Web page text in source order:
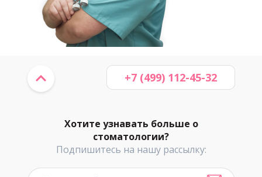
Хотите узнавать больше о
стоматологии?
Подпишитесь на нашу рассылку:
+7 (499) 112-45-32